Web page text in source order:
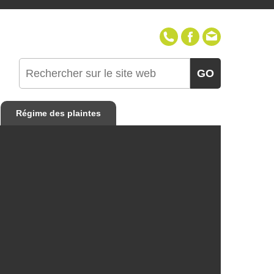
418-387-1230 (sans
GO
Régime des plaintes